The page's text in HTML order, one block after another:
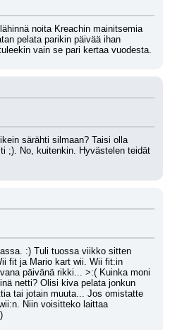
noita Kreachin mainitsemia
pelata parikin päivää ihan
vain se pari kertaa vuodesta.
särähti silmaan? Taisi olla
;). No, kuitenkin. Hyvästelen teidät
:) Tuli tuossa viikko sitten
fit ja Mario kart wii. Wii fit:in
päivänä rikki... >:( Kuinka moni
netti? Olisi kiva pelata jonkun
tai jotain muuta... Jos omistatte
Niin voisitteko laittaa